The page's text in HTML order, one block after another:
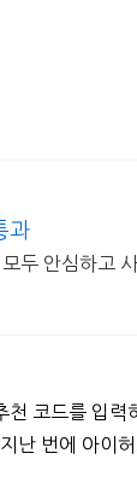
과
두 안심하고
코드를 입
난 번에 아이